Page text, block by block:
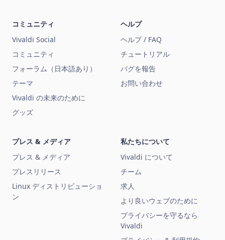
コミュニティ
Vivaldi Social
コミュニティ
フォーラム（日本語あり）
テーマ
Vivaldi の未来のために
グッズ
ヘルプ
ヘルプ / FAQ
チュートリアル
バグを報告
お問い合わせ
プレス & メディア
プレス & メディア
プレスリリース
Linux ディストリビューショ
ン
私たちについて
Vivaldi について
チーム
求人
より良いウェブのために
プライバシーを守るなら
Vivaldi